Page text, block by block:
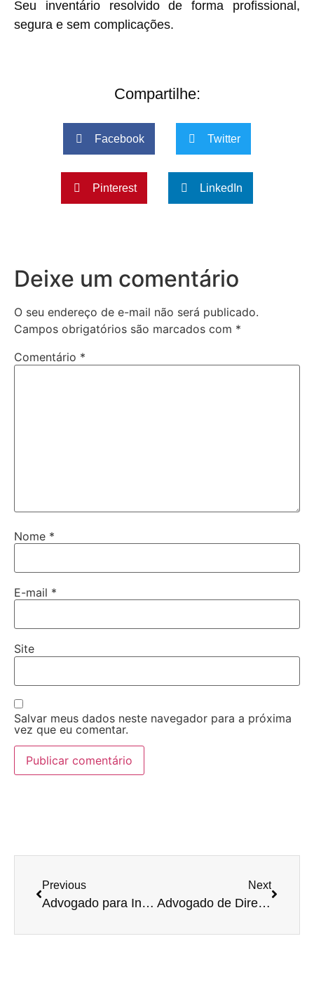
Seu inventário resolvido de forma profissional,
segura e sem complicações.
Compartilhe:
Facebook Twitter
Pinterest LinkedIn
Deixe um comentário
O seu endereço de e-mail não será publicado.
Campos obrigatórios são marcados com *
Comentário *
Nome *
E-mail *
Site
Salvar meus dados neste navegador para a próxima
vez que eu comentar.
Previous
Advogado para Inventário Extrajudicial: Por Que Escolher um Especialista Faz Toda a Diferença
Next
Advogado de Direito de Família e Sucessões: Quando Procurar e Como Ele Pode Ajudar Você